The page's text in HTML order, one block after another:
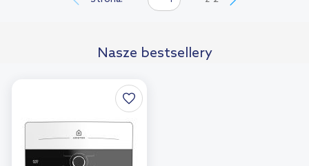
Nasze bestsellery